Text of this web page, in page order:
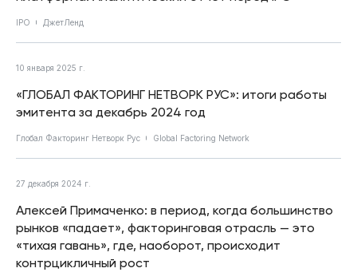
IPO ДжетЛенд
10 января 2025 г.
«ГЛОБАЛ ФАКТОРИНГ НЕТВОРК РУС»: итоги работы
эмитента за декабрь 2024 год
Глобал Факторинг Нетворк Рус Global Factoring Network
27 декабря 2024 г.
Алексей Примаченко: в период, когда большинство
рынков «падает», факторинговая отрасль — это
«тихая гавань», где, наоборот, происходит
контрцикличный рост